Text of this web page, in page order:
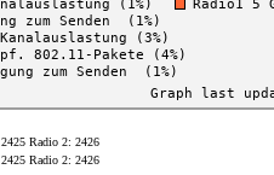
Radio 2: 2426
Radio 2: 2426